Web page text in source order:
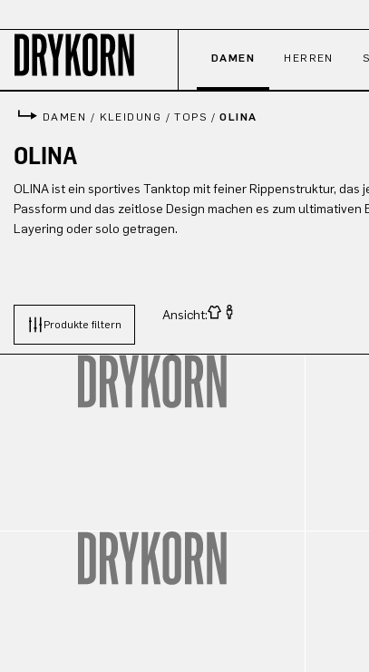
DAMEN HERREN
DAMEN / KLEIDUNG /TOPS /OLINA
OLINA
OLINA ist ein sportives Tanktop mit feiner Rippenstruktur,
Passform und das zeitlose Design machen es zum ultimativen
Layering oder solo getragen.
Produkte filtern
Ansicht: